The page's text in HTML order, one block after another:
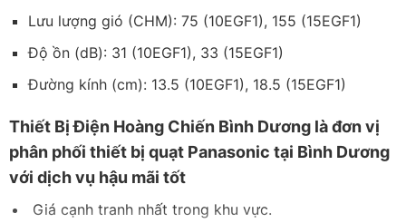
Lưu lượng gió (CHM): 75 (10EGF1), 155 (15EGF1)
Độ ồn (dB): 31 (10EGF1), 33 (15EGF1)
Đường kính (cm): 13.5 (10EGF1), 18.5 (15EGF1)
Thiết Bị Điện Hoàng Chiến Bình Dương là đơn vị
phân phối thiết bị quạt Panasonic tại Bình Dương
với dịch vụ hậu mãi tốt
Giá cạnh tranh nhất trong khu vực.